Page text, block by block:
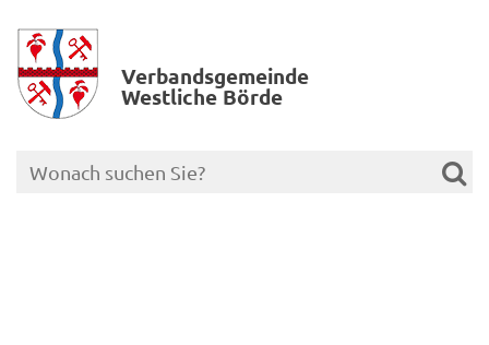
Verbands­gemeinde
Westliche Börde